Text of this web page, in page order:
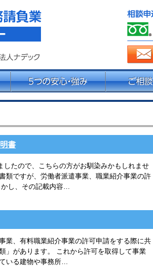
書
たので、こちらの方がお馴染みかもしれませ
類ですが、労働者派遣事業、職業紹介事業の許
し、その記載内容…
業、有料職業紹介事業の許可申請をする際に共
」があります。 これから許可を取得して事業
いる建物や事務所…